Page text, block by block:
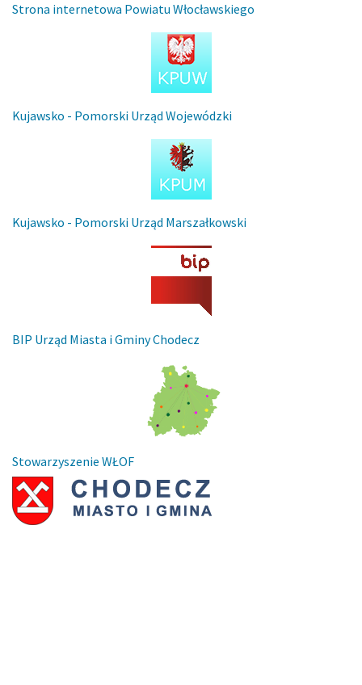
Strona internetowa Powiatu Włocławskiego
Kujawsko - Pomorski Urząd Wojewódzki
Kujawsko - Pomorski Urząd Marszałkowski
BIP Urząd Miasta i Gminy Chodecz
Stowarzyszenie WŁOF